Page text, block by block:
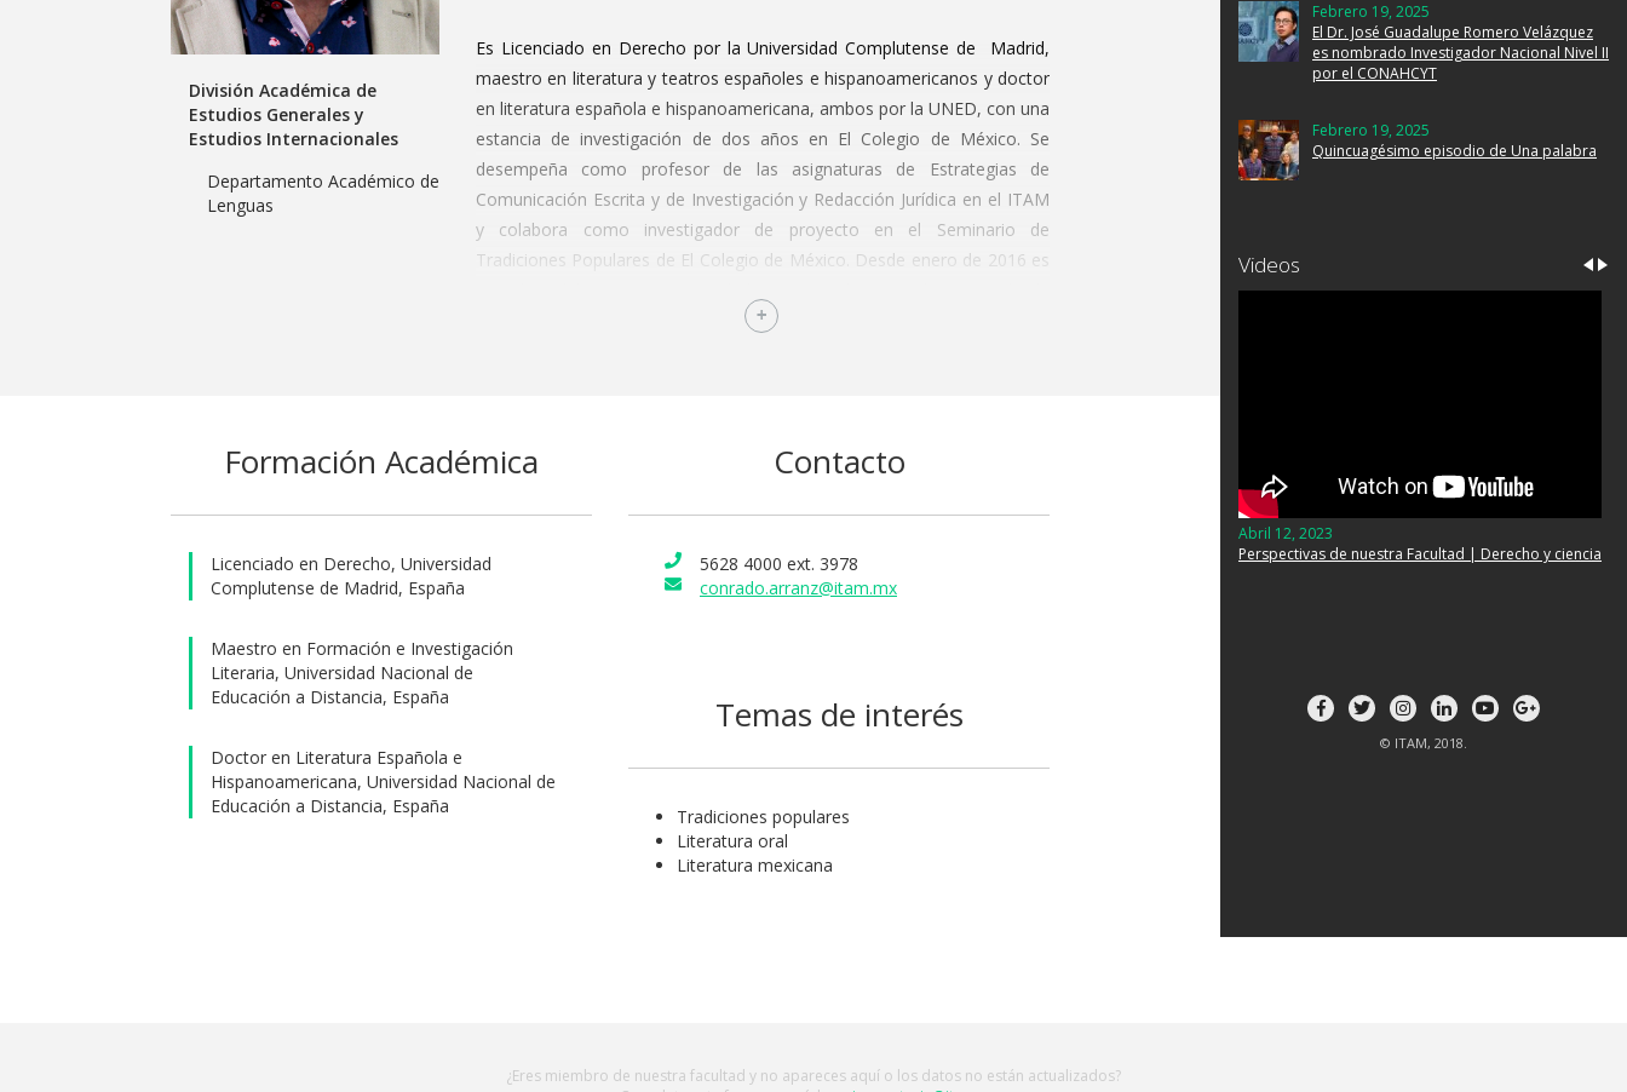
División Académica de
Estudios Generales y
Estudios Internacionales
Departamento Académico de
Lenguas
Es Licenciado en Derecho por la Universidad Complutense de Madrid,
maestro en literatura y teatros españoles e hispanoamericanos y doctor
en literatura española e hispanoamericana, ambos por la UNED, con una
estancia de investigación de dos años en El Colegio de México. Se
desempeña como profesor de las asignaturas de Estrategias de
Comunicación Escrita y de Investigación y Redacción Jurídica en el ITAM
y colabora como investigador de proyecto en el Seminario de
Tradiciones Populares de El Colegio de México. Desde enero de 2016 es
“Candidato”. Sus intereses de investigación son la literatura española e
Revolución mexicana, y las confluencias entre el ámbito jurídico y
diferentes revistas y editoriales como, por ejemplo, el Fondo de Cultura
Económica, El Colegio de México, la Universidad Nacional Autónoma de
como editor para la UNAM, Trillas y Profeco.
Formación Académica
Licenciado en Derecho, Universidad
Complutense de Madrid, España
Maestro en Formación e Investigación
Literaria, Universidad Nacional de
Educación a Distancia, España
Doctor en Literatura Española e
Hispanoamericana, Universidad Nacional de
Educación a Distancia, España
Contacto
5628 4000 ext. 3978
conrado.arranz@itam.mx
Temas de interés
Tradiciones populares
Literatura oral
Literatura mexicana
Febrero 19, 2025
El Dr. José Guadalupe Romero Velázquez
es nombrado Investigador Nacional Nivel II
por el CONAHCYT
Febrero 19, 2025
Quincuagésimo episodio de Una palabra
Videos
Abril 12, 2023
Perspectivas de nuestra Facultad | Derecho y ciencia
© ITAM, 2018.
¿Eres miembro de nuestra facultad y no apareces aquí o los datos no están actualizados?